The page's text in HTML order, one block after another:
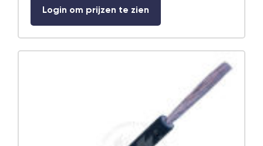
Login om prijzen te zien